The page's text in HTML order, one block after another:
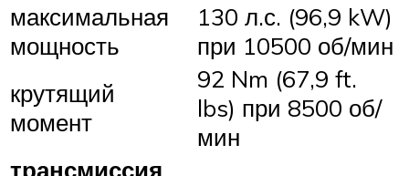
максимальная
мощность
130 л.с. (96,9 kW)
при 10500 об/мин
крутящий
момент
92 Nm (67,9 ft.
lbs) при 8500 об/
мин
трансмиссия